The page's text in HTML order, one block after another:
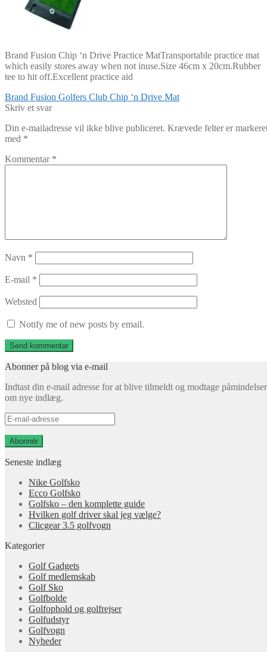
Brand Fusion Chip ‘n Drive Practice MatTransportable practice mat
which easily stores away when not inuse.Size 46cm x 20cm.Rubber
tee to hit off.Excellent practice aid
Indlægsnavigation
Forrige
indlæg:
Brand Fusion Golfers Club Chip ‘n Drive Mat
Skriv et svar
Din e-mailadresse vil ikke blive publiceret. Krævede felter er
med *
Kommentar *
Navn *
E-mail *
Websted
Notify me of new posts by email.
Abonner på blog via e-mail
Indtast din e-mail adresse for at blive tilmeldt og modtage påmindelser
om nye indlæg.
E-
mail-
adresse
Abonnér
Seneste indlæg
Nike Golfsko
Ecco Golfsko
Golfsko – den komplette guide
Hvilken golf driver skal jeg vælge?
Clicgear 3.5 golfvogn
Kategorier
Golf Gadgets
Golf medlemskab
Golf Sko
Golfbolde
Golfophold og golfrejser
Golfudstyr
Golfvogn
Nyheder